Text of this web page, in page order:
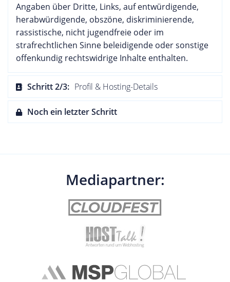
Angaben über Dritte, Links, auf entwürdigende,
herabwürdigende, obszöne, diskriminierende,
rassistische, nicht jugendfreie oder im
strafrechtlichen Sinne beleidigende oder sonstige
offenkundig rechtswidrige Inhalte enthalten.
Schritt 2/3: Profil & Hosting-Details
Noch ein letzter Schritt
Mediapartner: